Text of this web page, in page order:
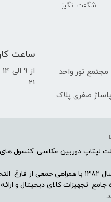
شگفت انگیز
مجتمع نور واحد
خیابان 22بهمن پاساژ صفری پلاک
ساعت
21
لپتاپ دوربین عکاسی کنسول های
مجموعه فروشگاه آریان دیجیتال در سال ۱۳۸۲ با
تجهیزات کالای دیجیتال و